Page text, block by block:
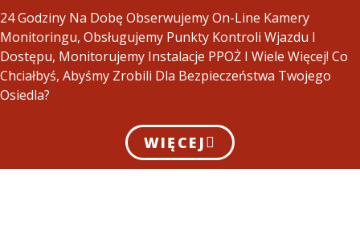
24 Godziny Na Dobę Obserwujemy On-Line Kamery
Monitoringu, Obsługujemy Punkty Kontroli Wjazdu I
Dostępu, Monitorujemy Instalacje PPOŻ I Wiele Więcej! Co
Chciałbyś, Abyśmy Zrobili Dla Bezpieczeństwa Twojego
Osiedla?
WIĘCEJ